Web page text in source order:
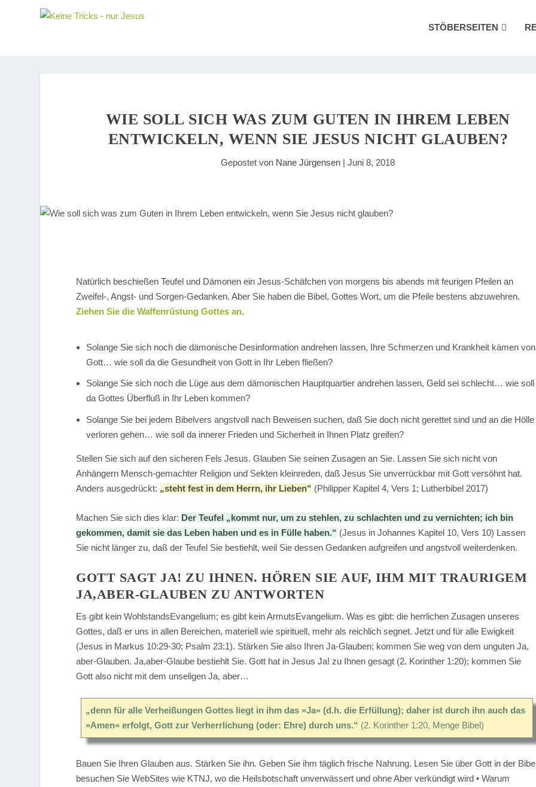
STÖBERSEITEN
WIE SOLL SICH WAS ZUM GUTEN IN IHREM LEBEN
ENTWICKELN, WENN SIE JESUS NICHT GLAUBEN?
Gepostet von Nane Jürgensen |Juni 8, 2018
Natürlich beschießen Teufel und Dämonen ein Jesus-Schäfchen von morgens bis abends mit feurigen Pfeilen an
Zweifel-, Angst- und Sorgen-Gedanken. Aber Sie haben die Bibel, Gottes Wort, um die Pfeile bestens abzuwehren.
Ziehen Sie die Waffenrüstung Gottes an.
Solange Sie sich noch die dämonische Desinformation andrehen lassen, Ihre Schmerzen und Krankheit kämen von
Gott… wie soll da die Gesundheit von Gott in Ihr Leben fließen?
Solange Sie sich noch die Lüge aus dem dämonischen Hauptquartier andrehen lassen, Geld sei schlecht… wie soll
da Gottes Überfluß in Ihr Leben kommen?
Solange Sie bei jedem Bibelvers angstvoll nach Beweisen suchen, daß Sie doch nicht gerettet sind und an die Hölle
verloren gehen… wie soll da innerer Frieden und Sicherheit in Ihnen Platz greifen?
Stellen Sie sich auf den sicheren Fels Jesus. Glauben Sie seinen Zusagen an Sie. Lassen Sie sich nicht von
Anhängern Mensch-gemachter Religion und Sekten kleinreden, daß Jesus Sie unverrückbar mit Gott versöhnt hat.
Anders ausgedrückt: „steht fest in dem Herrn, ihr Lieben“ (Philipper Kapitel 4, Vers 1; Lutherbibel 2017)
Machen Sie sich dies klar: Der Teufel „kommt nur, um zu stehlen, zu schlachten und zu vernichten; ich bin
gekommen, damit sie das Leben haben und es in Fülle haben.“ (Jesus in Johannes Kapitel 10, Vers 10) Lassen
Sie nicht länger zu, daß der Teufel Sie bestiehlt, weil Sie dessen Gedanken aufgreifen und angstvoll weiterdenken.
GOTT SAGT JA! ZU IHNEN. HÖREN SIE AUF, IHM MIT TRAURIGEM
JA,ABER-GLAUBEN ZU ANTWORTEN
Es gibt kein WohlstandsEvangelium; es gibt kein ArmutsEvangelium. Was es gibt: die herrlichen Zusagen unseres
Gottes, daß er uns in allen Bereichen, materiell wie spirituell, mehr als reichlich segnet. Jetzt und für alle Ewigkeit
(Jesus in Markus 10:29-30; Psalm 23:1). Stärken Sie also Ihren Ja-Glauben; kommen Sie weg von dem unguten Ja,
aber-Glauben. Ja,aber-Glaube bestiehlt Sie. Gott hat in Jesus Ja! zu Ihnen gesagt (2. Korinther 1:20); kommen Sie
Gott also nicht mit dem unseligen Ja, aber…
„denn für alle Verheißungen Gottes liegt in ihm das »Ja« (d.h. die Erfüllung); daher ist durch ihn auch das
»Amen« erfolgt, Gott zur Verherrlichung (oder: Ehre) durch uns.“ (2. Korinther 1:20, Menge Bibel)
Bauen Sie Ihren Glauben aus. Stärken Sie ihn. Geben Sie ihm täglich frische Nahrung. Lesen Sie über Gott in der
besuchen Sie WebSites wie KTNJ, wo die Heilsbotschaft unverwässert und ohne Aber verkündigt wird • Warum